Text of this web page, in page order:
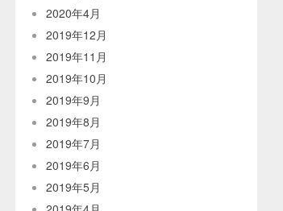
2020年4月
2019年12月
2019年11月
2019年10月
2019年9月
2019年8月
2019年7月
2019年6月
2019年5月